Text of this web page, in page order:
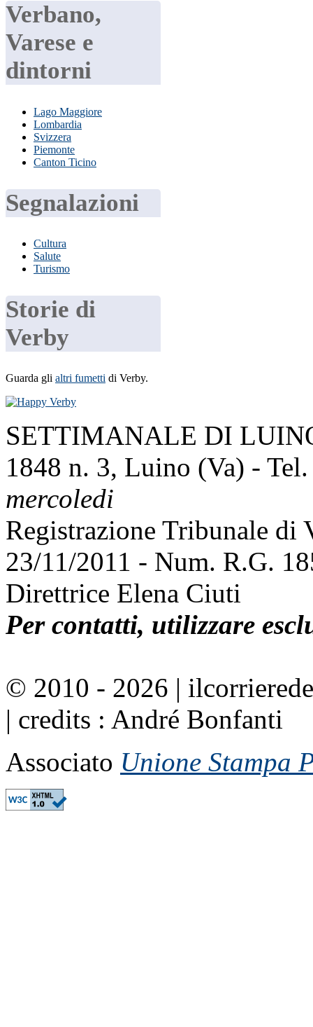
Verbano,
Varese e
dintorni
Lago Maggiore
Lombardia
Svizzera
Piemonte
Canton Ticino
Segnalazioni
Cultura
Salute
Turismo
Storie di
Verby
Guarda gli altri fumetti di Verby.
SETTIMANALE DI
1848 n. 3, Luino (Va) -
mercoledi
Registrazione Tribunale di
23/11/2011 - Num. R.G.
Direttrice Elena Ciuti
Per contatti, utilizzare
© 2010 - 2026 |
| credits : André Bonfanti
Associato Unione Stampa